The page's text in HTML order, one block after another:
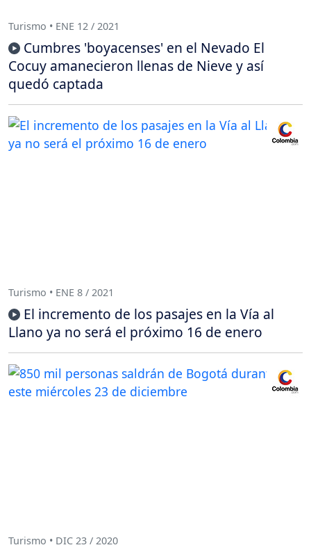
Turismo • ENE 12 / 2021
Cumbres 'boyacenses' en el Nevado El
Cocuy amanecieron llenas de Nieve y así
quedó captada
Turismo • ENE 8 / 2021
El incremento de los pasajes en la Vía al
Llano ya no será el próximo 16 de enero
Turismo • DIC 23 / 2020